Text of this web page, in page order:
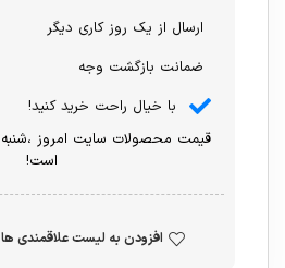
ارسال از یک روز کاری دیگر
ضمانت بازگشت وجه
با خیال راحت خرید کنید!
است!
افزودن به لیست علاقمندی ها